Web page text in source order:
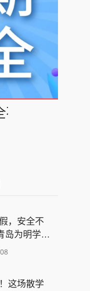
“放假”｜
，安全不
岛为明学校
安全指南请
这场散学